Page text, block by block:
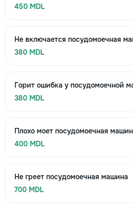
450 MDL
Не включается посудомоечная
380 MDL
Горит ошибка у посудомоечной
380 MDL
Плохо моет посудомоечная
400 MDL
Не греет посудомоечная машина
700 MDL